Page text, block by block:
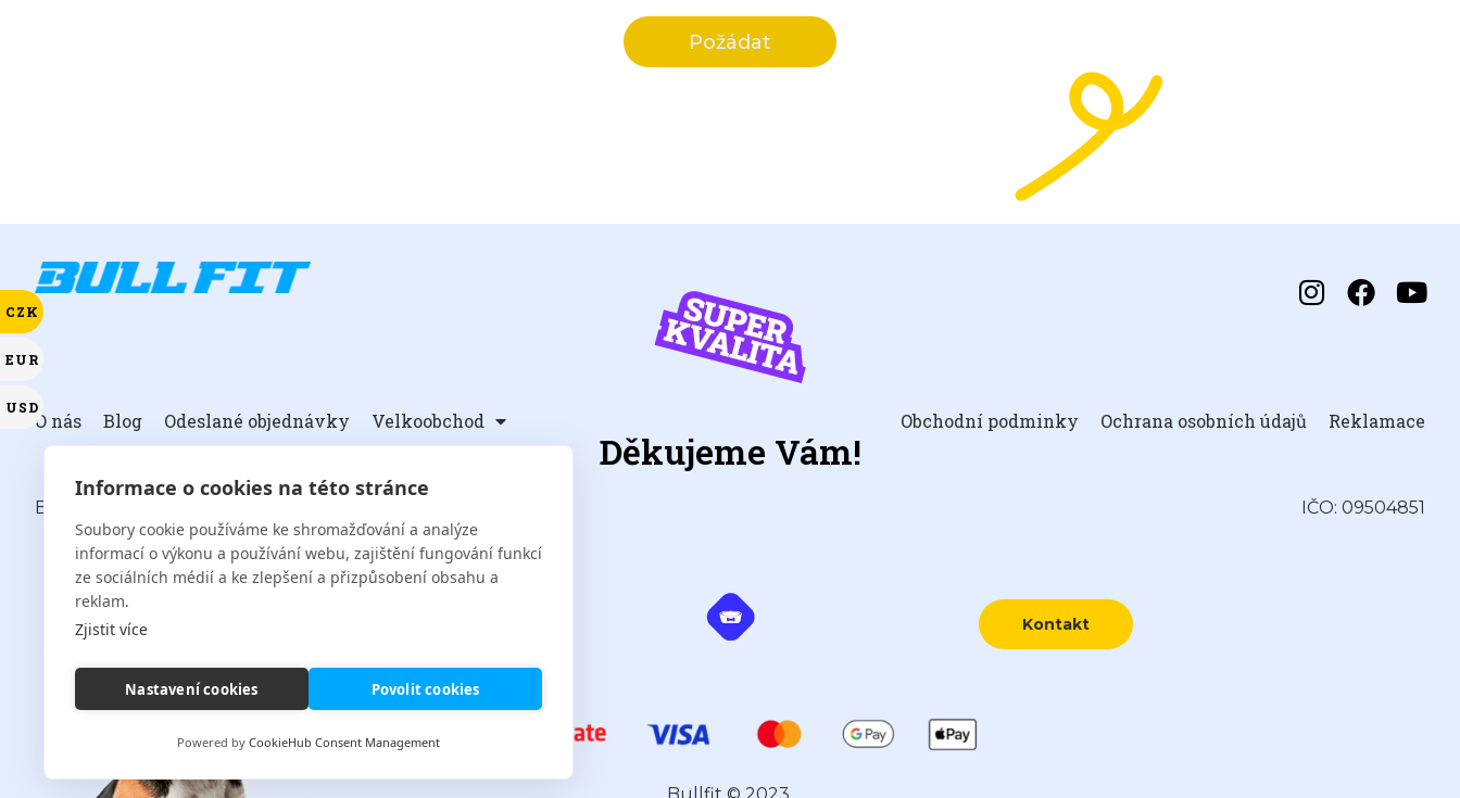
Informace o cookies na této stránce
Soubory cookie používáme ke shromažďování a analýze
informací o výkonu a používání webu, zajištění fungování funkcí
ze sociálních médií a ke zlepšení a přizpůsobení obsahu a
reklam.
Zjistit více
Nastavení cookies Povolit cookies
Powered by CookieHub Consent Management
Požádat
O nás Blog Odeslané objednávky Velkoobchod Obchodní podminky Ochrana osobních údajů Reklamace
Děkujeme Vám!
BULLFIT S.R.O. IČO: 09504851
Kontakt
CZK
EUR
USD